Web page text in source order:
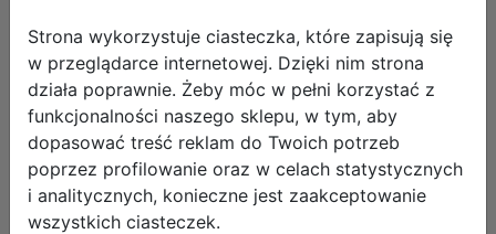
Galakta Warhammer 40,000 Podbój
Spadkobiercy Ishy
Strona wykorzystuje ciasteczka, które zapisują się
w przeglądarce internetowej. Dzięki nim strona
działa poprawnie. Żeby móc w pełni korzystać z
funkcjonalności naszego sklepu, w tym, aby
dopasować treść reklam do Twoich potrzeb
poprzez profilowanie oraz w celach statystycznych
i analitycznych, konieczne jest zaakceptowanie
wszystkich ciasteczek.